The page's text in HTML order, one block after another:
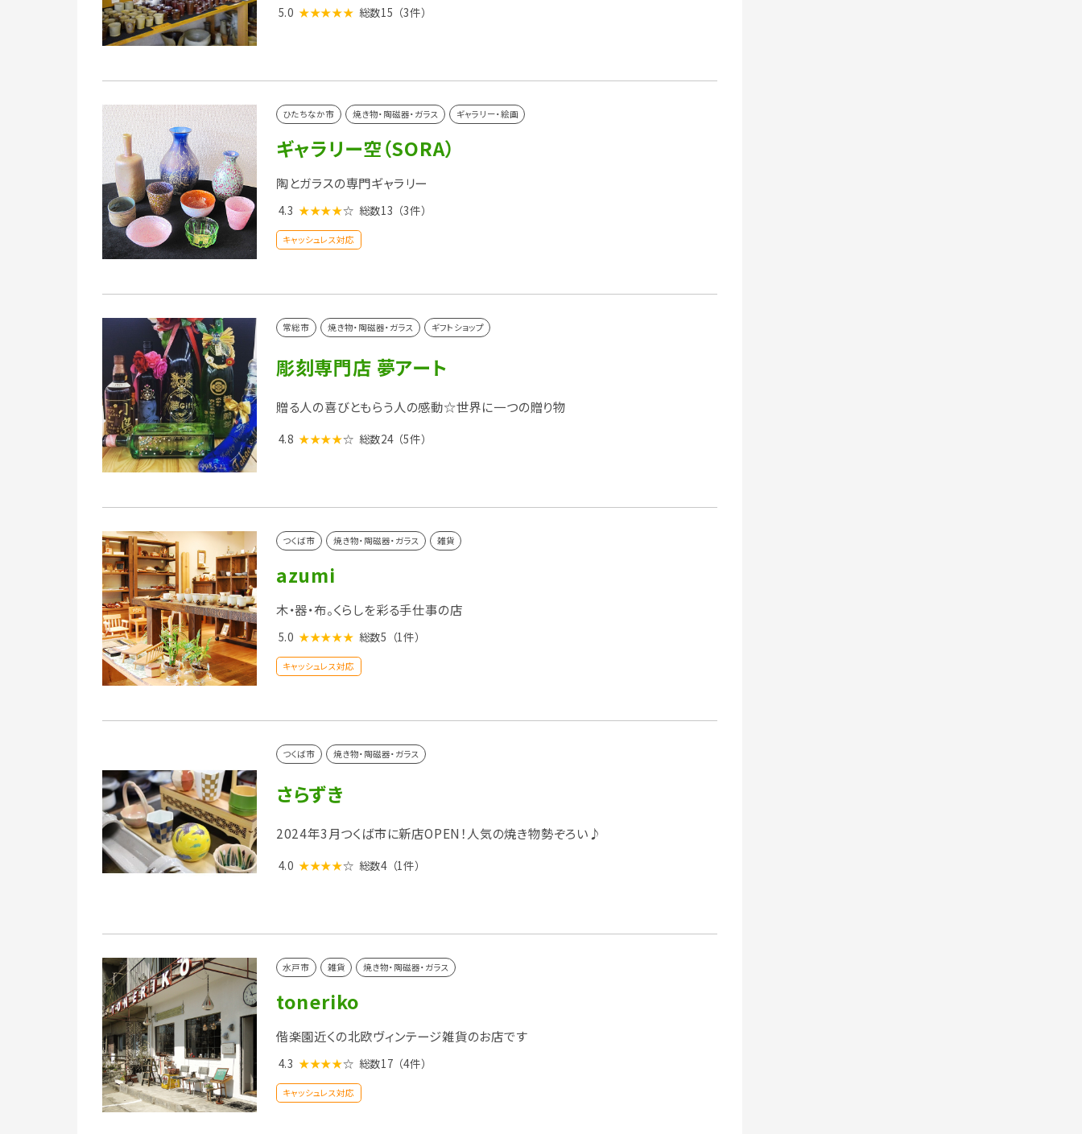
5.0 ★★★★★ 総数15 （3件）
ひたちなか市 焼き物・陶磁器・ガラス ギャラリー・絵画
ギャラリー空（SORA）
陶とガラスの専門ギャラリー
4.3 ★★★★☆ 総数13 （3件）
キャッシュレス対応
常総市 焼き物・陶磁器・ガラス ギフトショップ
彫刻専門店 夢アート
贈る人の喜びともらう人の感動☆世界に一つの贈り物
4.8 ★★★★☆ 総数24 （5件）
つくば市 焼き物・陶磁器・ガラス 雑貨
azumi
木・器・布。くらしを彩る手仕事の店
5.0 ★★★★★ 総数5 （1件）
キャッシュレス対応
つくば市 焼き物・陶磁器・ガラス
さらずき
2024年3月つくば市に新店OPEN！人気の焼き物勢ぞろい♪
4.0 ★★★★☆ 総数4 （1件）
水戸市 雑貨 焼き物・陶磁器・ガラス
toneriko
偕楽園近くの北欧ヴィンテージ雑貨のお店です
4.3 ★★★★☆ 総数17 （4件）
キャッシュレス対応